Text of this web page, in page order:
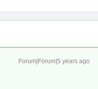
Forum|Forum|5 years ago